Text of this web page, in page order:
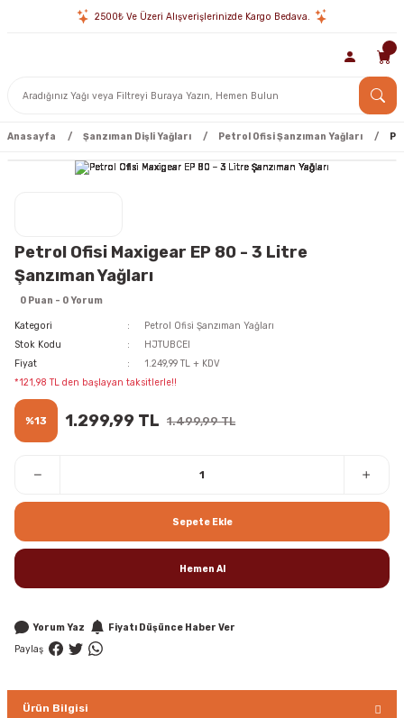
2500₺ Ve Üzeri Alışverişlerinizde Kargo Bedava.
Anasayfa Şanzıman Dişli Yağları Petrol Ofisi Şanzıman Yağları
Petrol Ofisi Maxigear EP 80 - 3 Litre
Şanzıman Yağları
0 Puan - 0 Yorum
Kategori
Petrol Ofisi Şanzıman Yağları
Stok Kodu
HJTUBCEI
Fiyat
1.249,99 TL + KDV
*121,98 TL den başlayan taksitlerle!!
%13 1.299,99 TL 1.499,99 TL
Sepete Ekle
Hemen Al
Yorum Yaz
Fiyatı Düşünce Haber Ver
Paylaş
Ürün Bilgisi